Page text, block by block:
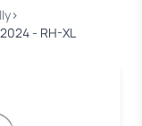
›
- RH-XL